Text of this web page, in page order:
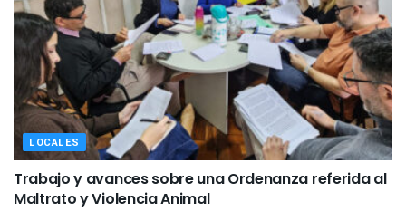
LOCALES
Trabajo y avances sobre una Ordenanza referida al
Maltrato y Violencia Animal